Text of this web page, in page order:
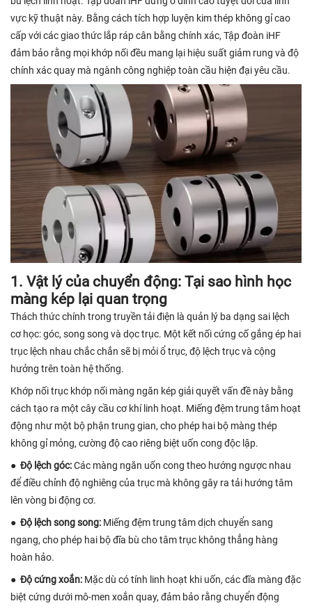
vực kỹ thuật này. Bằng cách tích hợp luyện kim thép không gỉ cao
cấp với các giao thức lắp ráp cân bằng chính xác, Tập đoàn iHF
đảm bảo rằng mọi khớp nối đều mang lại hiệu suất giảm rung và độ
chính xác quay mà ngành công nghiệp toàn cầu hiện đại yêu cầu.
1. Vật lý của chuyển động: Tại sao hình học
màng kép lại quan trọng
Thách thức chính trong truyền tải điện là quản lý ba dạng sai lệch
cơ học: góc, song song và dọc trục. Một kết nối cứng cố gắng ép hai
trục lệch nhau chắc chắn sẽ bị mỏi ổ trục, độ lệch trục và cộng
hưởng trên toàn hệ thống.
Khớp nối trục khớp nối màng ngăn kép giải quyết vấn đề này bằng
cách tạo ra một cây cầu cơ khí linh hoạt. Miếng đệm trung tâm hoạt
động như một bộ phận trung gian, cho phép hai bộ màng thép
không gỉ mỏng, cường độ cao riêng biệt uốn cong độc lập.
● Độ lệch góc:Các màng ngăn uốn cong theo hướng ngược nhau
để điều chỉnh độ nghiêng của trục mà không gây ra tải hướng tâm
lên vòng bi động cơ.
● Độ lệch song song: Miếng đệm trung tâm dịch chuyển sang
ngang, cho phép hai bộ đĩa bù cho tâm trục không thẳng hàng
hoàn hảo.
● Độ cứng xoắn: Mặc dù có tính linh hoạt khi uốn, các đĩa màng đặc
biệt cứng dưới mô-men xoắn quay, đảm bảo rằng chuyển động